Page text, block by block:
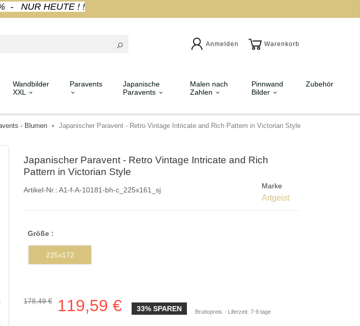
- NUR HEUTE ! !
Anmelden Warenkorb
Wandbilder
XXL
Paravents
Japanische
Paravents
Malen nach
Zahlen
Pinnwand
Bilder
Zubehör
- Blumen Japanischer Paravent - Retro Vintage Intricate and Rich Pattern in Victorian Style
Japanischer Paravent - Retro Vintage Intricate and Rich
Pattern in Victorian Style
Artikel-Nr.: A1-f-A-10181-bh-c_225x161_sj Marke
Artgeist
Größe :
225x172
178,49 € 119,59 € 33% SPAREN Bruttopreis Liferzeit: 7-9 tage